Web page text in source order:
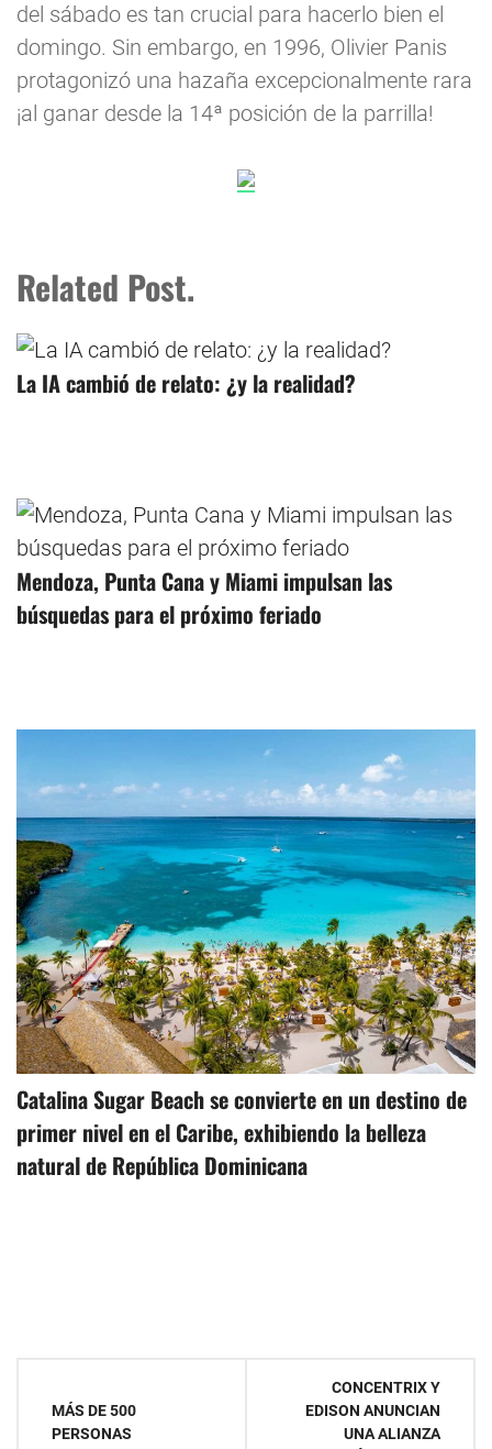
del sábado es tan crucial para hacerlo bien el
domingo. Sin embargo, en 1996, Olivier Panis
protagonizó una hazaña excepcionalmente rara
¡al ganar desde la 14ª posición de la parrilla!
Related Post.
La IA cambió de relato: ¿y la realidad?
Mendoza, Punta Cana y Miami impulsan las
búsquedas para el próximo feriado
Catalina Sugar Beach se convierte en un destino de
primer nivel en el Caribe, exhibiendo la belleza
natural de República Dominicana
MÁS DE 500
PERSONAS
CONCENTRIX Y
EDISON ANUNCIAN
UNA ALIANZA